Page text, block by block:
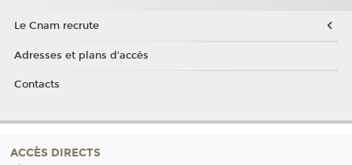
Le Cnam recrute
Adresses et plans d'accès
Contacts
ACCÈS DIRECTS